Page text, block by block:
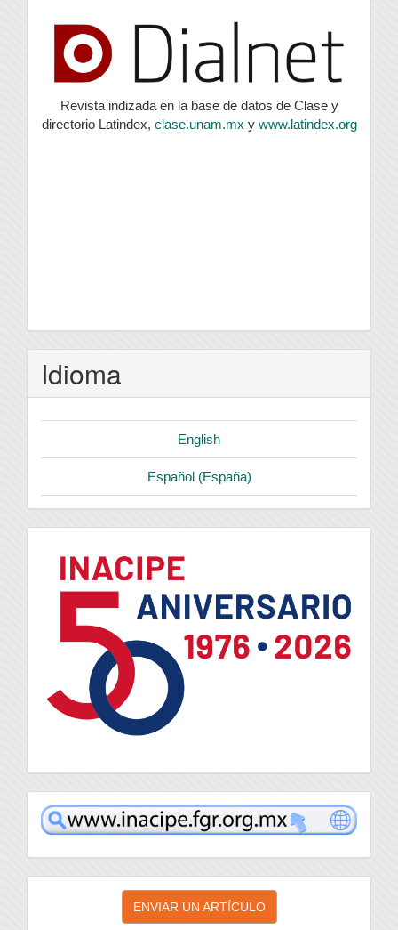
index
Revista indizada en la base de datos de Clase y
directorio Latindex, clase.unam.mx y www.latindex.org
Idioma
English
Español (España)
logo
inacipe
Enviar
ENVIAR UN ARTÍCULO